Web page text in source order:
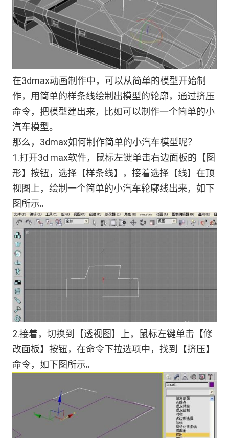
在3dmax动画制作中，可以从简单的模型开始制
作，用简单的样条线绘制出模型的轮廓，通过挤压
命令，把模型建出来，比如可以制作一个简单的小
汽车模型。
那么，3dmax如何制作简单的小汽车模型呢？
1.打开3d max软件，鼠标左键单击右边面板的【图
形】按钮，选择【样条线】，接着选择【线】在顶
视图上，绘制一个简单的小汽车轮廓线出来，如下
图所示。
2.接着，切换到【透视图】上，鼠标左键单击【修
改面板】按钮，在命令下拉选项中，找到【挤压】
命令，如下图所示。